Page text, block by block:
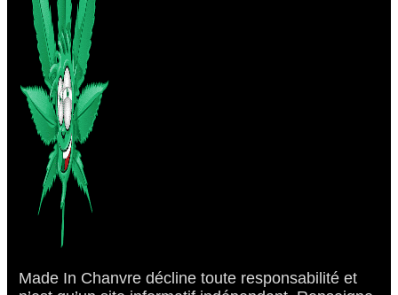
Made In Chanvre décline toute responsabilité et